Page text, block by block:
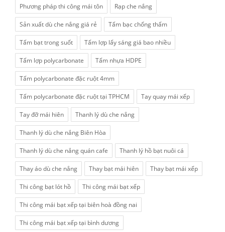
Phương pháp thi công mái tôn Rạp che nắng
Sản xuất dù che nắng giá rẻ Tấm bạc chống thấm
Tấm bạt trong suốt Tấm lợp lấy sáng giá bao nhiều
Tấm lợp polycarbonate Tấm nhựa HDPE
Tấm polycarbonate đặc ruột 4mm
Tấm polycarbonate đặc ruột tại TPHCM Tay quay mái xếp
Tay đỡ mái hiên Thanh lý dù che nắng
Thanh lý dù che nắng Biên Hòa
Thanh lý dù che nắng quán cafe Thanh lý hồ bạt nuôi cá
Thay áo dù che nắng Thay bạt mái hiên Thay bạt mái xếp
Thi công bạt lót hồ Thi công mái bạt xếp
Thi công mái bạt xếp tại biên hoà đồng nai
Thi công mái bạt xếp tại bình dương